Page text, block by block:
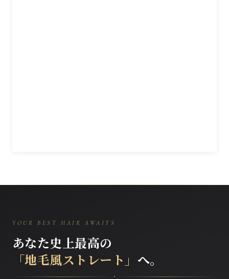
YOUR BEST HAIR AWAITS
あなた史上最高の
「地毛風ストレート」 へ。